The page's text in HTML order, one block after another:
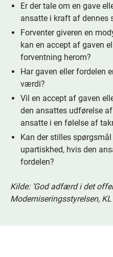
Er der tale om en gave
ansatte i kraft af
Forventer giveren en
kan en accept af gaven
forventning herom?
Har gaven eller fordelen
værdi?
Vil en accept af gaven
den ansattes udførelse
ansatte i en følelse af
Kan der stilles
upartiskhed, hvis den
fordelen?
Kilde: ’God adfærd i det
Moderniseringsstyrelsen,